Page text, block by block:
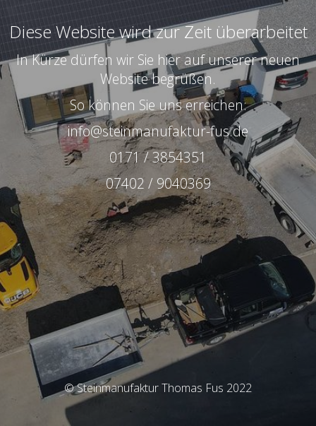
Diese Website wird zur Zeit überarbeitet
In Kürze dürfen wir Sie hier auf unserer neuen
Website begrüßen.
So können Sie uns erreichen:
info@steinmanufaktur-fus.de
0171 / 3854351
07402 / 9040369
© Steinmanufaktur Thomas Fus 2022